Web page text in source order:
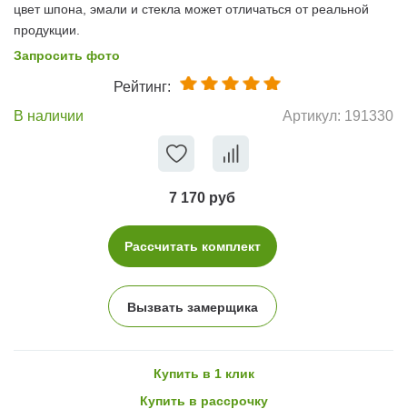
цвет шпона, эмали и стекла может отличаться от реальной
продукции.
Запросить фото
Рейтинг:
В наличии
Артикул: 191330
7 170 руб
Рассчитать комплект
Вызвать замерщика
Купить в 1 клик
Купить в рассрочку